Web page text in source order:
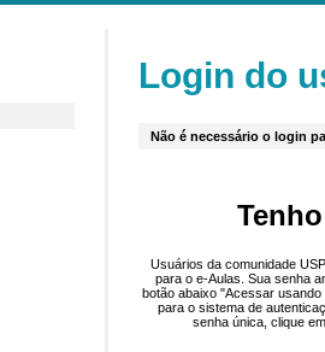
Login do
Não é necessário o login
Usuários da comunidade
para o e-Aulas. Sua senha
botão abaixo "Acessar
para o sistema de
senha única, clique